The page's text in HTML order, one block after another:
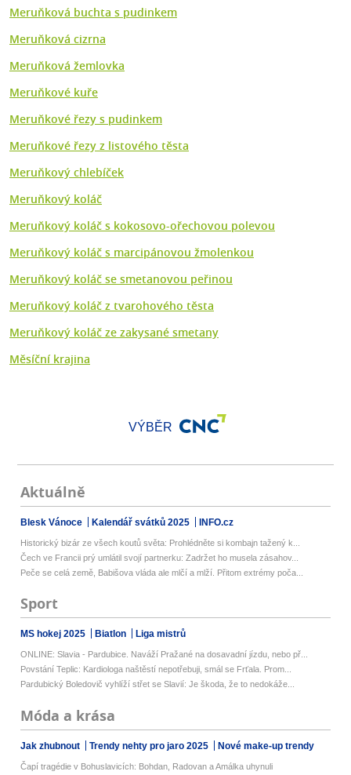
Meruňková buchta s pudinkem
Meruňková cizrna
Meruňková žemlovka
Meruňkové kuře
Meruňkové řezy s pudinkem
Meruňkové řezy z listového těsta
Meruňkový chlebíček
Meruňkový koláč
Meruňkový koláč s kokosovo-ořechovou polevou
Meruňkový koláč s marcipánovou žmolenkou
Meruňkový koláč se smetanovou peřinou
Meruňkový koláč z tvarohového těsta
Meruňkový koláč ze zakysané smetany
Měsíční krajina
VÝBĚR
Aktuálně
Blesk Vánoce Kalendář svátků 2025 INFO.cz
Historický bizár ze všech koutů světa: Prohlédněte si kombajn tažený k...
Čech ve Francii prý umlátil svojí partnerku: Zadržet ho musela zásahov...
Peče se celá země, Babišova vláda ale mlčí a mlží. Přitom extrémy poča...
Sport
MS hokej 2025 Biatlon Liga mistrů
ONLINE: Slavia - Pardubice. Naváží Pražané na dosavadní jízdu, nebo př...
Povstání Teplic: Kardiologa naštěstí nepotřebuji, smál se Frťala. Prom...
Pardubický Boledovič vyhlíží střet se Slavií: Je škoda, že to nedokáže...
Móda a krása
Jak zhubnout Trendy nehty pro jaro 2025 Nové make-up trendy
Čapí tragédie v Bohuslavicích: Bohdan, Radovan a Amálka uhynuli